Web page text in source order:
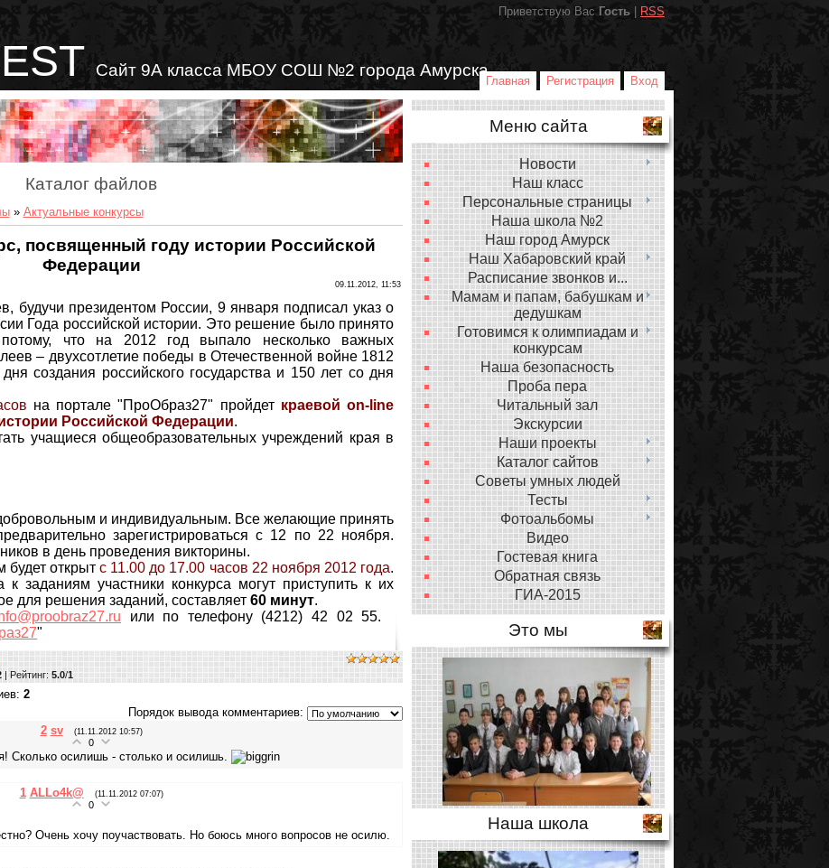
Приветствую Вас Гость RSS
Сайт 9А класса МБОУ СОШ №2 города Амурска
Главная Регистрация Вход
Каталог файлов
» Актуальные конкурсы
посвященный году истории Российской
Федерации
09.11.2012, 11:53
будучи президентом России, 9 января подписал указ о
Года российской истории. Это решение было принято
что на 2012 год выпало несколько важных
– двухсотлетие победы в Отечественной войне 1812
создания российского государства и 150 лет со дня
на портале "ПроОбраз27" пройдет краевой on-line
Российской Федерации.
учащиеся общеобразовательных учреждений края в
и индивидуальным. Все желающие принять
зарегистрироваться с 12 по 22 ноября.
в день проведения викторины.
будет открыт с 11.00 до 17.00 часов 22 ноября 2012 года.
заданиям участники конкурса могут приступить к их
для решения заданий, составляет 60 минут.
или по телефону (4212) 42 02 55.
"
Рейтинг: 5.0/1
: 2
Порядок вывода комментариев:
2 sv (11.11.2012 10:57)
0
Сколько осилишь - столько и осилишь.
1 АLLo4k@ (11.11.2012 07:07)
0
Очень хочу поучаствовать. Но боюсь много вопросов не осилю.
Меню сайта
Новости
Наш класс
Персональные страницы
Наша школа №2
Наш город Амурск
Наш Хабаровский край
Расписание звонков и...
Мамам и папам, бабушкам и
дедушкам
Готовимся к олимпиадам и
конкурсам
Наша безопасность
Проба пера
Читальный зал
Экскурсии
Наши проекты
Каталог сайтов
Советы умных людей
Тесты
Фотоальбомы
Видео
Гостевая книга
Обратная связь
ГИА-2015
Это мы
Наша школа